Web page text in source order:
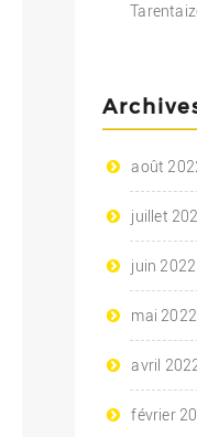
août
juillet
juin 2022
mai 2022
avril
février